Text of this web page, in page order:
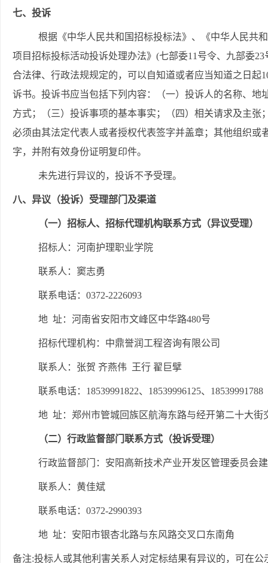
七、投诉
根据《中华人民共和国招标投标法》、《中华人民共
项目招标投标活动投诉处理办法》 (七部委11号令、九部委
合法律、行政法规规定的，可以自知道或者应当知道之日
诉书。投诉书应当包括下列内容：（一）投诉人的名称、
方式；（三）投诉事项的基本事实；（四）相关请求及主
必须由其法定代表人或者授权代表签字并盖章；其他组织
字，并附有效身份证明复印件。
未先进行异议的，投诉不予受理。
八、异议（投诉）受理部门及渠道
（一）招标人、招标代理机构联系方式（异议受理）
招标人：河南护理职业学院
联系人：窦志勇
联系电话： 0372-2226093
地 址：河南省安阳市文峰区中华路480号
招标代理机构：中鼎誉润工程咨询有限公司
联系人：张贺 齐燕伟 王行 翟巨擘
联系电话： 18539991822、18539996125、18539991788
地 址：郑州市管城回族区航海东路与经开第二十大街
（二）行政监督部门联系方式（投诉受理）
行政监督部门：安阳高新技术产业开发区管理委员会
联系人：黄佳斌
联系电话： 0372-2990393
地 址：安阳市银杏北路与东风路交叉口东南角
备注:投标人或其他利害关系人对定标结果有异议的，可在